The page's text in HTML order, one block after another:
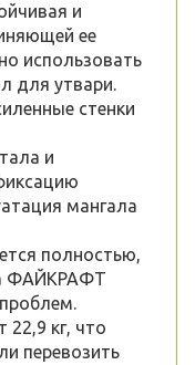
и
ее
использовать
для утвари.
стенки
и
мангала
полностью,
ФАЙКРАФТ
22,9 кг, что
перевозить